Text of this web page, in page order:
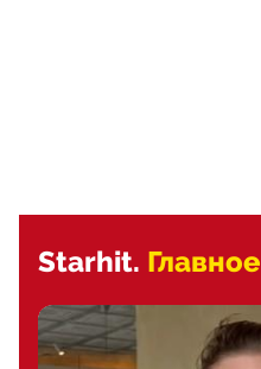
Starhit. Главное